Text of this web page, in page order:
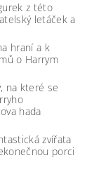
z této
letáček a
hraní a k
o Harrym
na které se
hada
zvířata
porci